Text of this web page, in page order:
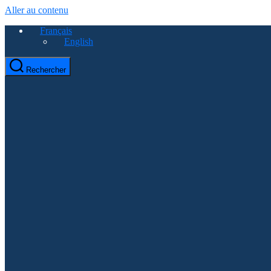
Aller au contenu
Français
English
Rechercher